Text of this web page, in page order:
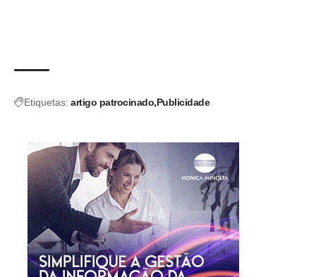
Etiquetas: artigo patrocinado Publicidade